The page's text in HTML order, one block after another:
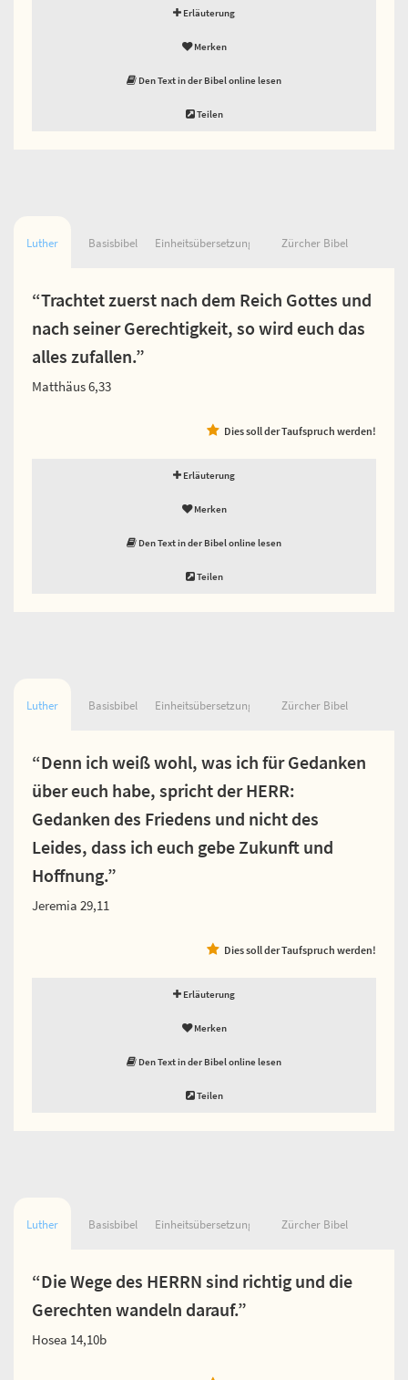
Erläuterung
Merken
Den Text in der Bibel online lesen
Teilen
Luther Basisbibel Einheitsübersetzung Zürcher Bibel
“Trachtet zuerst nach dem Reich Gottes und
nach seiner Gerechtigkeit, so wird euch das
alles zufallen.”
Matthäus 6,33
Dies soll der Taufspruch werden!
Erläuterung
Merken
Den Text in der Bibel online lesen
Teilen
Luther Basisbibel Einheitsübersetzung Zürcher Bibel
“Denn ich weiß wohl, was ich für Gedanken
über euch habe, spricht der HERR:
Gedanken des Friedens und nicht des
Leides, dass ich euch gebe Zukunft und
Hoffnung.”
Jeremia 29,11
Dies soll der Taufspruch werden!
Erläuterung
Merken
Den Text in der Bibel online lesen
Teilen
Luther Basisbibel Einheitsübersetzung Zürcher Bibel
“Die Wege des HERRN sind richtig und die
Gerechten wandeln darauf.”
Hosea 14,10b